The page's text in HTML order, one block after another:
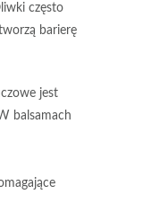
często
barierę
jest
balsamach